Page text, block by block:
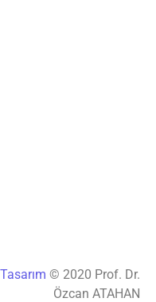
© 2020 Prof. Dr.
Özcan ATAHAN